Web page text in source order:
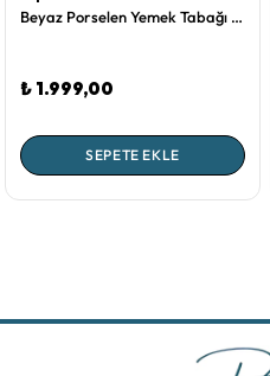
Beyaz Porselen Yemek Tabağı 26,5 Cm Jolie Collection by Pip Studio
₺ 1.999,00
SEPETE EKLE